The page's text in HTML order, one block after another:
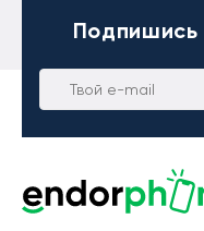
Подпишись